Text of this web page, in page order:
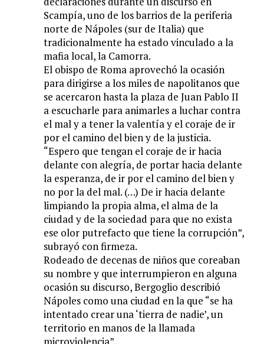
Scampía, uno de los barrios de la periferia
norte de Nápoles (sur de Italia) que
tradicionalmente ha estado vinculado a la
mafia local, la Camorra.
El obispo de Roma aprovechó la ocasión
para dirigirse a los miles de napolitanos que
se acercaron hasta la plaza de Juan Pablo II
a escucharle para animarles a luchar contra
el mal y a tener la valentía y el coraje de ir
por el camino del bien y de la justicia.
“Espero que tengan el coraje de ir hacia
delante con alegría, de portar hacia delante
la esperanza, de ir por el camino del bien y
no por la del mal. (…) De ir hacia delante
limpiando la propia alma, el alma de la
ciudad y de la sociedad para que no exista
ese olor putrefacto que tiene la corrupción”,
subrayó con firmeza.
Rodeado de decenas de niños que coreaban
su nombre y que interrumpieron en alguna
ocasión su discurso, Bergoglio describió
Nápoles como una ciudad en la que “se ha
intentado crear una ‘tierra de nadie’, un
territorio en manos de la llamada